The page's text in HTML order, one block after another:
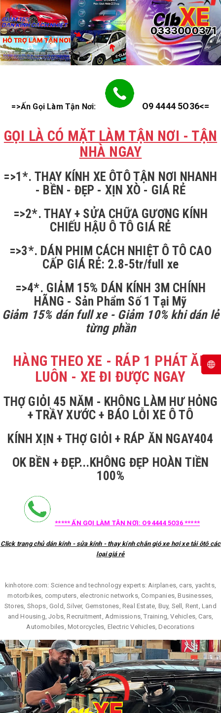
=>Ấn Gọi Làm Tận Nơi: O9 4444 5O36<=
GỌI LÀ CÓ MẶT LÀM TẬN NƠI - TẬN
NHÀ NGAY
=>1*. THAY KÍNH XE ÔTÔ TẬN NƠI NHANH
- BỀN - ĐẸP - XỊN XÒ - GIÁ RẺ
=>2*. THAY + SỬA CHỮA GƯƠNG KÍNH
CHIẾU HẬU Ô TÔ GIÁ RẺ
=>3*. DÁN PHIM CÁCH NHIỆT Ô TÔ CAO
CẤP GIÁ RẺ: 2.8-5tr/full xe
=>4*. GIẢM 15% DÁN KÍNH 3M CHÍNH
HÃNG - Sản Phẩm Số 1 Tại Mỹ
Giảm 15% dán full xe - Giảm 10% khi dán lẻ
từng phần
HÀNG THEO XE - RÁP 1 PHÁT ĂN
LUÔN - XE ĐI ĐƯỢC NGAY
THỢ GIỎI 45 NĂM - KHÔNG LÀM HƯ HỎNG
+ TRẦY XƯỚC + BÁO LỖI XE Ô TÔ
KÍNH XỊN + THỢ GIỎI + RÁP ĂN NGAY404
OK BỀN + ĐẸP...KHÔNG ĐẸP HOÀN TIỀN
100%
***** ẤN GỌI LÀM TẬN NƠI: O9 4444 5O36 *****
Click trang chủ dán kính - sửa kính - thay kính chắn gió xe hơi xe tải ôtô các
loại giá rẻ
kinhotore.com: Science and technology experts: Airplanes, cars, yachts,
motorbikes, computers, electronic networks, Companies, Businesses,
Stores, Shops, Gold, Silver, Gemstones, Real Estate, Buy, Sell, Rent, Land
and Housing, Jobs, Recruitment, Admissions, Training, Vehicles, Cars,
Automobiles, Motorcycles, Electric Vehicles, Decorations